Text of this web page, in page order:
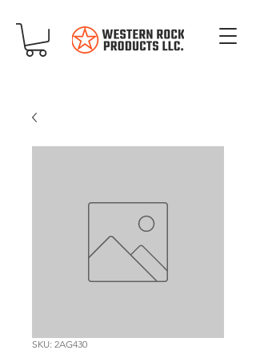
SKU: 2AG430